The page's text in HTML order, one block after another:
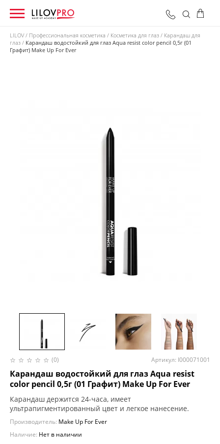
LILOV Профессиональная косметика Косметика для глаз
Карандаш для
глаз
Карандаш водостойкий для глаз Aqua resist color pencil 0,5г (01
Графит) Make Up For Ever
(0) Артикул: I000071001
Карандаш водостойкий для глаз Aqua resist
color pencil 0,5г (01 Графит) Make Up For Ever
Карандаш держится 24-часа, имеет
ультрапигментированный цвет и легкое нанесение.
Производитель: Make Up For Ever
Наличие: Нет в наличии